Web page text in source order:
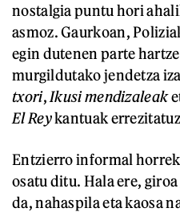
nostalgia puntu hori
asmoz. Gaurkoan,
egin dutenen parte
murgildutako jendetza
txori, Ikusi mendizaleak
El Reykantuak
Entzierro informal
osatu ditu. Hala ere,
da, nahaspila eta kaosa